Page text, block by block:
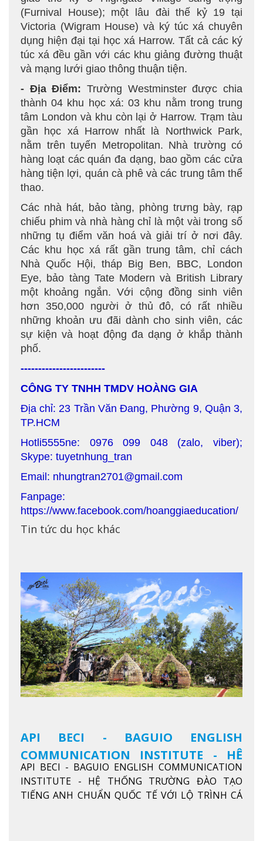
(Furnival House); một lâu đài thế kỷ 19 tại
Victoria (Wigram House) và ký túc xá chuyên
dụng hiện đại tại học xá Harrow. Tất cả các ký
túc xá đều gần với các khu giảng đường thuật
và mạng lưới giao thông thuận tiện.
- Địa Điểm: Trường Westminster được chia
thành 04 khu học xá: 03 khu nằm trong trung
tâm London và khu còn lại ở Harrow. Trạm tàu
gần học xá Harrow nhất là Northwick Park,
nằm trên tuyến Metropolitan. Nhà trường có
hàng loạt các quán đa dạng, bao gồm các cửa
hàng tiện lợi, quán cà phê và các trung tâm thể
thao.
Các nhà hát, bảo tàng, phòng trưng bày, rạp
chiếu phim và nhà hàng chỉ là một vài trong số
những tụ điểm văn hoá và giải trí ở nơi đây.
Các khu học xá rất gần trung tâm, chỉ cách
Nhà Quốc Hội, tháp Big Ben, BBC, London
Eye, bảo tàng Tate Modern và British Library
một khoảng ngắn. Với cộng đồng sinh viên
hơn 350,000 người ở thủ đô, có rất nhiều
những khoản ưu đãi dành cho sinh viên, các
sự kiện và hoạt động đa dạng ở khắp thành
phố.
------------------------
CÔNG TY TNHH TMDV HOÀNG GIA
Địa chỉ: 23 Trần Văn Đang, Phường 9, Quận 3,
TP.HCM
Hotli5555ne: 0976 099 048 (zalo, viber);
Skype: tuyetnhung_tran
Email: nhungtran2701@gmail.com
Fanpage:
https://www.facebook.com/hoanggiaeducation/
Tin tức du học khác
API BECI - BAGUIO ENGLISH
COMMUNICATION INSTITUTE - HỆ
THỐNG TRƯỜNG ĐÀO TẠO TIẾNG
ANH CHUẨN QUỐC TẾ
API BECI - BAGUIO ENGLISH COMMUNICATION
INSTITUTE - HỆ THỐNG TRƯỜNG ĐÀO TẠO
TIẾNG ANH CHUẨN QUỐC TẾ VỚI LỘ TRÌNH CÁ